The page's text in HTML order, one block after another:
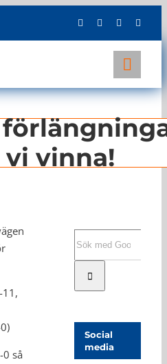
vinna!
så
Social
media